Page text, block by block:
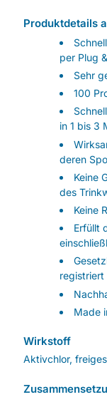
Produktdetails
per Plug
Sehr
100
in 1 bis 3
deren
Keine
des
Keine
Erfüllt
registriert
Made
Wirkstoff
Aktivchlor,